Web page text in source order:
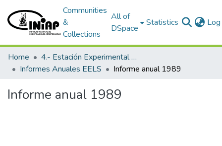
Communities
&
Collections
All of
DSpace
Statistics
Home
4.- Estación Experimental Litoral Sur
Informes Anuales EELS
Informe anual 1989
Informe anual 1989